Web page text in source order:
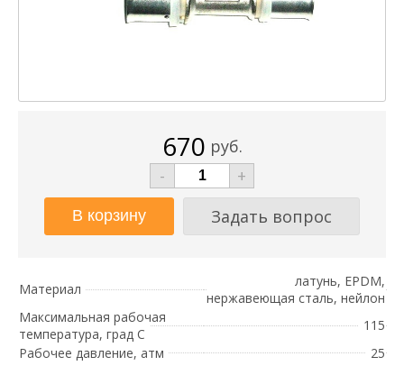
670 руб.
-
+
Задать вопрос
Материал
латунь, EPDM,
нержавеющая сталь, нейлон
Максимальная рабочая
температура, град С
115
Рабочее давление, атм
25